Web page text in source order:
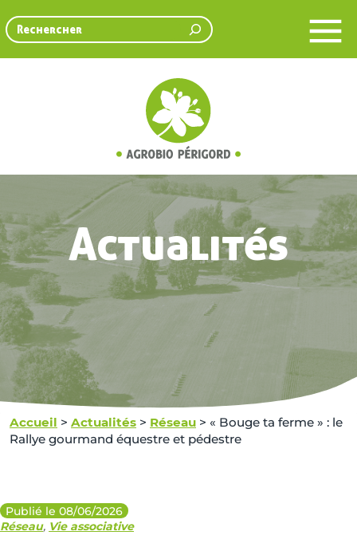
Rechercher
Actualités
Accueil > Actualités > Réseau > « Bouge ta ferme » : le
Rallye gourmand équestre et pédestre
Publié le 08/06/2026
Réseau, Vie associative